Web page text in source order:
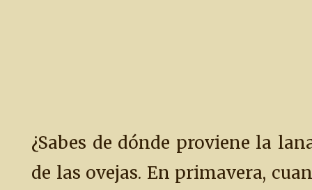
¿Sabes de dónde proviene la
de las ovejas. En primavera,